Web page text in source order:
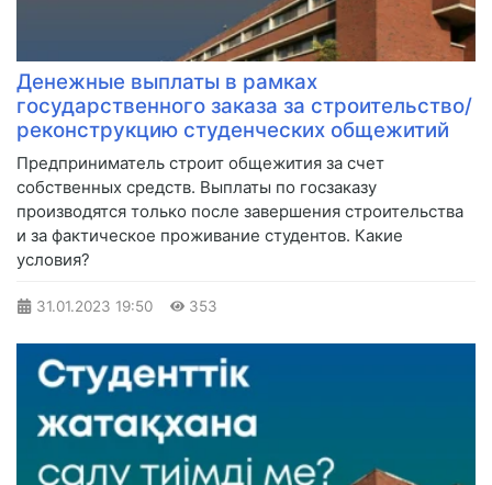
Денежные выплаты в рамках
государственного заказа за строительство/
реконструкцию студенческих общежитий
Предприниматель строит общежития за счет
собственных средств. Выплаты по госзаказу
производятся только после завершения строительства
и за фактическое проживание студентов. Какие
условия?
31.01.2023 19:50 353